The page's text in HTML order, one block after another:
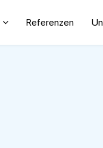
Referenzen